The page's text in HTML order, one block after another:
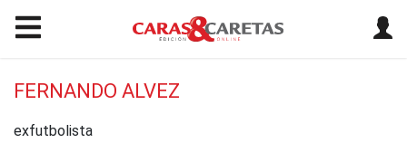
FERNANDO ALVEZ
exfutbolista